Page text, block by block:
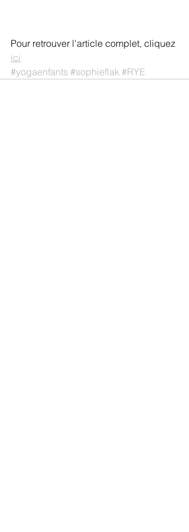
Pour retrouver l'article complet, cliquez
ici
#yogaenfants #sophieflak #RYE